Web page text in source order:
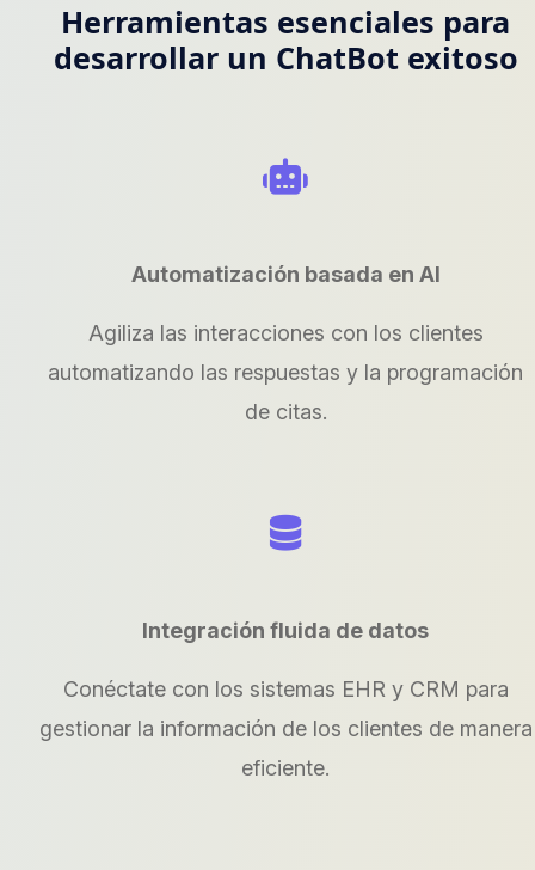
Herramientas esenciales para
desarrollar un ChatBot exitoso
Automatización basada en AI
Agiliza las interacciones con los clientes
automatizando las respuestas y la programación
de citas.
Integración fluida de datos
Conéctate con los sistemas EHR y CRM para
gestionar la información de los clientes de manera
eficiente.